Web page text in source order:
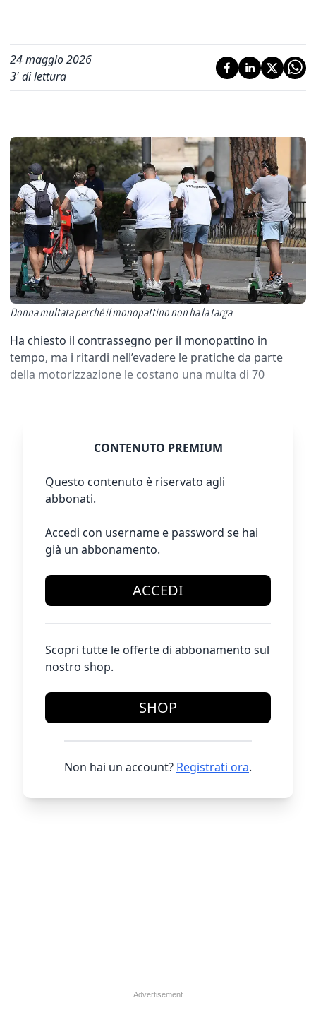
24 maggio 2026
3' di lettura
Donna multata perché il monopattino non ha la targa
Ha chiesto il contrassegno per il monopattino in
tempo, ma i ritardi nell’evadere le pratiche da parte
della motorizzazione le costano una multa di 70
CONTENUTO PREMIUM
Questo contenuto è riservato agli
abbonati.
Accedi con username e password se hai
già un abbonamento.
ACCEDI
Scopri tutte le offerte di abbonamento sul
nostro shop.
SHOP
Non hai un account? Registrati ora.